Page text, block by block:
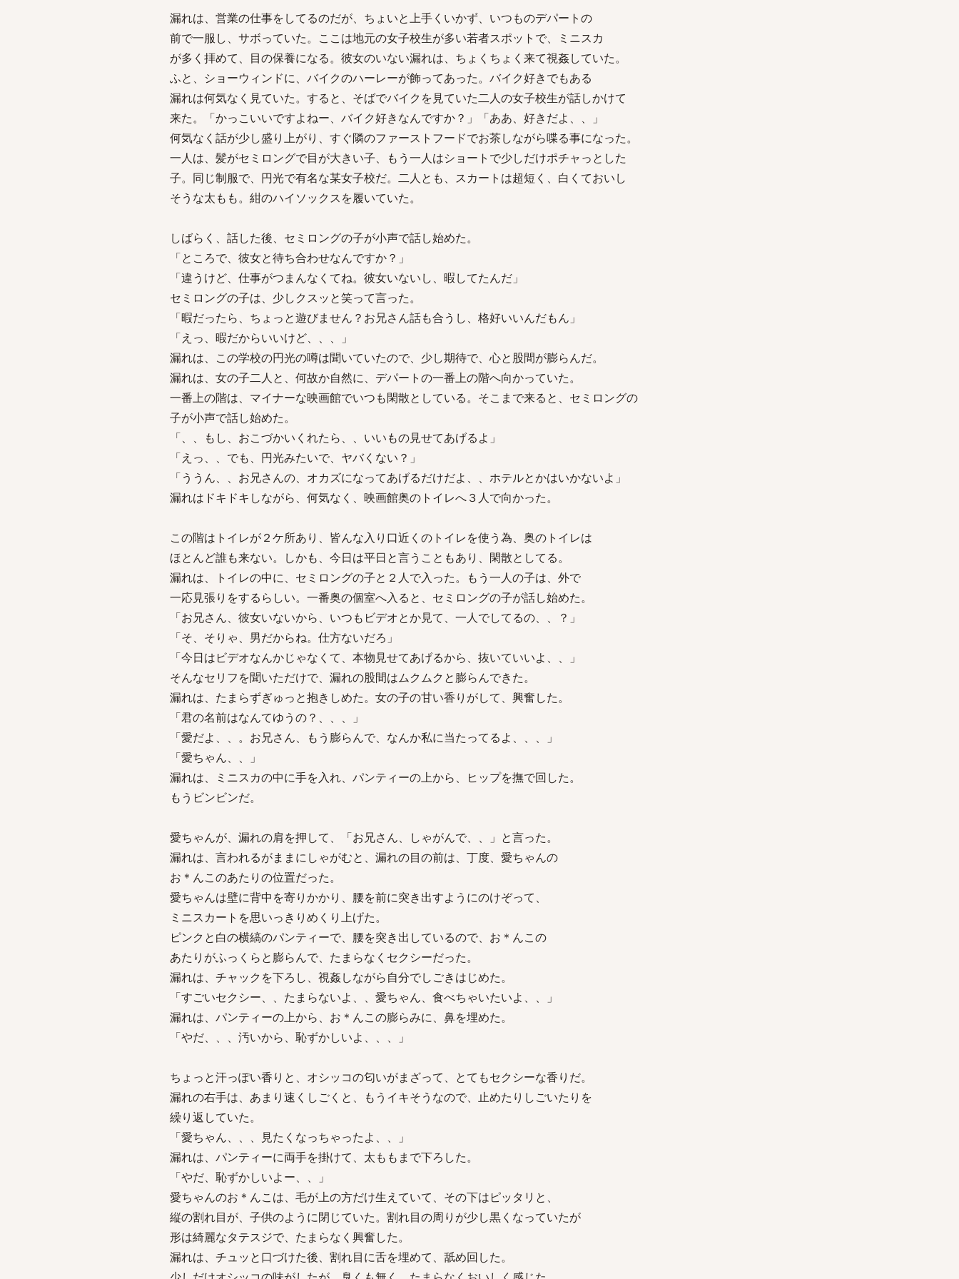
漏れは、営業の仕事をしてるのだが、ちょいと上手くいかず、いつものデパートの
前で一服し、サボっていた。ここは地元の女子校生が多い若者スポットで、ミニスカ
が多く拝めて、目の保養になる。彼女のいない漏れは、ちょくちょく来て視姦していた。
ふと、ショーウィンドに、バイクのハーレーが飾ってあった。バイク好きでもある
漏れは何気なく見ていた。すると、そばでバイクを見ていた二人の女子校生が話しかけて
来た。「かっこいいですよねー、バイク好きなんですか？」「ああ、好きだよ、、」
何気なく話が少し盛り上がり、すぐ隣のファーストフードでお茶しながら喋る事になった。
一人は、髪がセミロングで目が大きい子、もう一人はショートで少しだけポチャっとした
子。同じ制服で、円光で有名な某女子校だ。二人とも、スカートは超短く、白くておいし
そうな太もも。紺のハイソックスを履いていた。
しばらく、話した後、セミロングの子が小声で話し始めた。
「ところで、彼女と待ち合わせなんですか？」
「違うけど、仕事がつまんなくてね。彼女いないし、暇してたんだ」
セミロングの子は、少しクスッと笑って言った。
「暇だったら、ちょっと遊びません？お兄さん話も合うし、格好いいんだもん」
「えっ、暇だからいいけど、、、」
漏れは、この学校の円光の噂は聞いていたので、少し期待で、心と股間が膨らんだ。
漏れは、女の子二人と、何故か自然に、デパートの一番上の階へ向かっていた。
一番上の階は、マイナーな映画館でいつも閑散としている。そこまで来ると、セミロングの
子が小声で話し始めた。
「、、もし、おこづかいくれたら、、いいもの見せてあげるよ」
「えっ、、でも、円光みたいで、ヤバくない？」
「ううん、、お兄さんの、オカズになってあげるだけだよ、、ホテルとかはいかないよ」
漏れはドキドキしながら、何気なく、映画館奥のトイレへ３人で向かった。
この階はトイレが２ケ所あり、皆んな入り口近くのトイレを使う為、奥のトイレは
ほとんど誰も来ない。しかも、今日は平日と言うこともあり、閑散としてる。
漏れは、トイレの中に、セミロングの子と２人で入った。もう一人の子は、外で
一応見張りをするらしい。一番奥の個室へ入ると、セミロングの子が話し始めた。
「お兄さん、彼女いないから、いつもビデオとか見て、一人でしてるの、、？」
「そ、そりゃ、男だからね。仕方ないだろ」
「今日はビデオなんかじゃなくて、本物見せてあげるから、抜いていいよ、、」
そんなセリフを聞いただけで、漏れの股間はムクムクと膨らんできた。
漏れは、たまらずぎゅっと抱きしめた。女の子の甘い香りがして、興奮した。
「君の名前はなんてゆうの？、、、」
「愛だよ、、。お兄さん、もう膨らんで、なんか私に当たってるよ、、、」
「愛ちゃん、、」
漏れは、ミニスカの中に手を入れ、パンティーの上から、ヒップを撫で回した。
もうビンビンだ。
愛ちゃんが、漏れの肩を押して、「お兄さん、しゃがんで、、」と言った。
漏れは、言われるがままにしゃがむと、漏れの目の前は、丁度、愛ちゃんの
お＊んこのあたりの位置だった。
愛ちゃんは壁に背中を寄りかかり、腰を前に突き出すようにのけぞって、
ミニスカートを思いっきりめくり上げた。
ピンクと白の横縞のパンティーで、腰を突き出しているので、お＊んこの
あたりがふっくらと膨らんで、たまらなくセクシーだった。
漏れは、チャックを下ろし、視姦しながら自分でしごきはじめた。
「すごいセクシー、、たまらないよ、、愛ちゃん、食べちゃいたいよ、、」
漏れは、パンティーの上から、お＊んこの膨らみに、鼻を埋めた。
「やだ、、、汚いから、恥ずかしいよ、、、」
ちょっと汗っぽい香りと、オシッコの匂いがまざって、とてもセクシーな香りだ。
漏れの右手は、あまり速くしごくと、もうイキそうなので、止めたりしごいたりを
繰り返していた。
「愛ちゃん、、、見たくなっちゃったよ、、」
漏れは、パンティーに両手を掛けて、太ももまで下ろした。
「やだ、恥ずかしいよー、、」
愛ちゃんのお＊んこは、毛が上の方だけ生えていて、その下はピッタリと、
縦の割れ目が、子供のように閉じていた。割れ目の周りが少し黒くなっていたが
形は綺麗なタテスジで、たまらなく興奮した。
漏れは、チュッと口づけた後、割れ目に舌を埋めて、舐め回した。